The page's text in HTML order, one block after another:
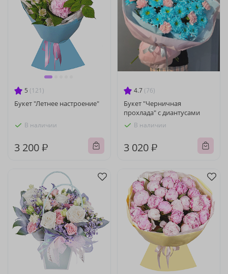
5 (121)
Букет "Летнее настроение"
В наличии
3 200 ₽
4.7 (76)
Букет "Черничная
прохлада" с диантусами
В наличии
3 020 ₽